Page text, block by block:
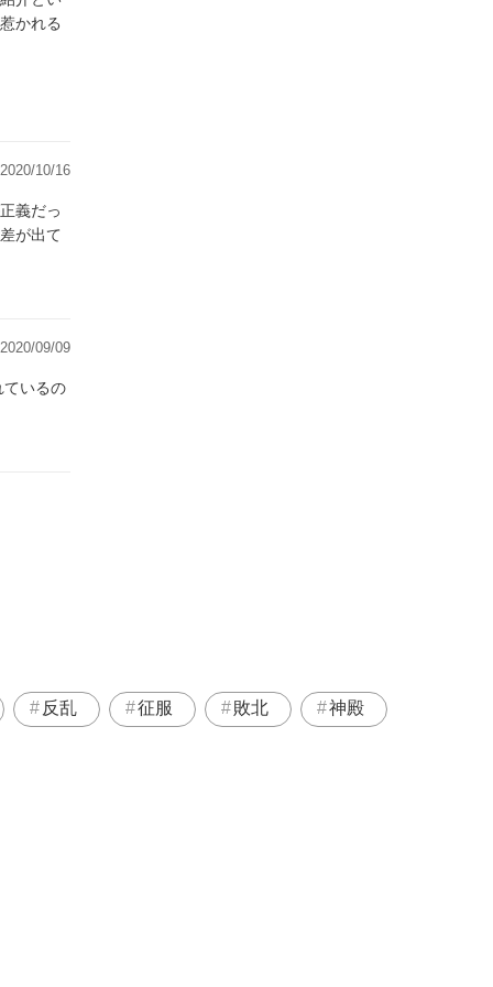
かれる
2020/10/16
義だっ
が出て
2020/09/09
ているの
反乱 征服 敗北 神殿